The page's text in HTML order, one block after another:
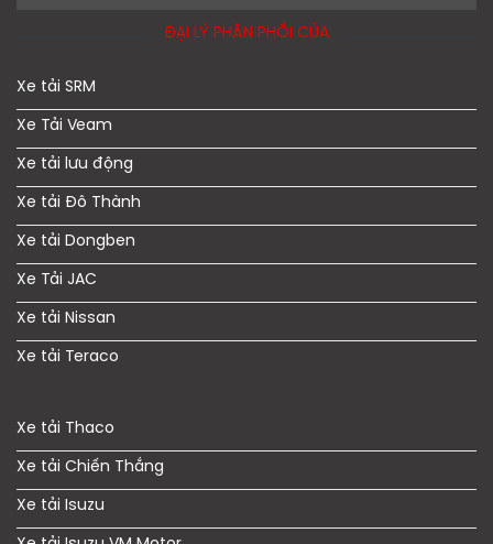
ĐẠI LÝ PHÂN PHỐI CỦA
Xe tải SRM
Xe Tải Veam
Xe tải lưu động
Xe tải Đô Thành
Xe tải Dongben
Xe Tải JAC
Xe tải Nissan
Xe tải Teraco
Xe tải Thaco
Xe tải Chiến Thắng
Xe tải Isuzu